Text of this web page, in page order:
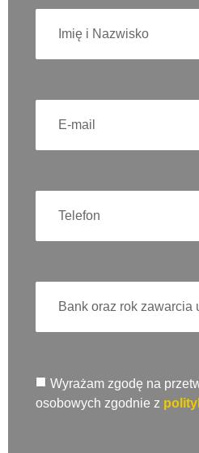
Wyrażam zgodę na
osobowych zgodnie z